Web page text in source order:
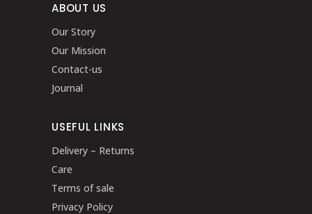
ABOUT US
Our Story
Our Mission
Contact-us
Journal
USEFUL LINKS
Delivery – Returns
Care
Terms of sale
Privacy Policy